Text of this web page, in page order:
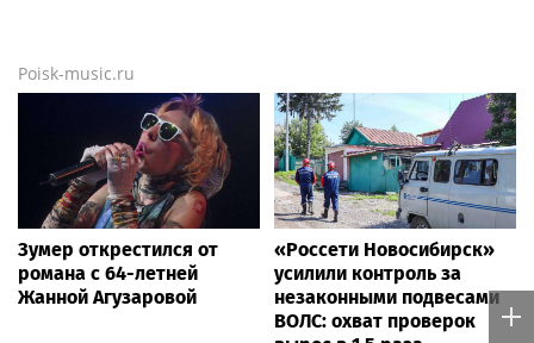
Poisk-music.ru
Зумер открестился от
романа с 64-летней
Жанной Агузаровой
«Россети Новосибирск»
усилили контроль за
незаконными подвесами
ВОЛС: охват проверок